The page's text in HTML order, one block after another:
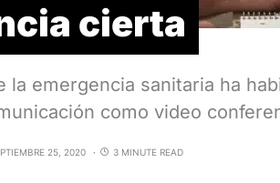
cierta
la emergencia sanitaria ha
como video
25, 2020 3 MINUTE READ